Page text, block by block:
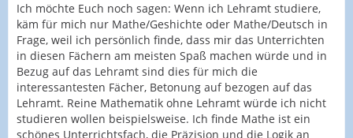
Ich möchte Euch noch sagen: Wenn ich Lehramt studiere,
käm für mich nur Mathe/Geshichte oder Mathe/Deutsch in
Frage, weil ich persönlich finde, dass mir das Unterrichten
in diesen Fächern am meisten Spaß machen würde und in
Bezug auf das Lehramt sind dies für mich die
interessantesten Fächer, Betonung auf bezogen auf das
Lehramt. Reine Mathematik ohne Lehramt würde ich nicht
studieren wollen beispielsweise. Ich finde Mathe ist ein
schönes Unterrichtsfach, die Präzision und die Logik an